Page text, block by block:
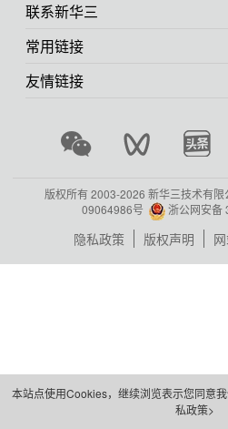
联系新华三
常用链接
友情链接
版权所有 2003-2026 新华三技术有限
09064986号
浙公网安备
隐私政策 版权声明
本站点使用Cookies，继续浏览表示您同意
私政策>